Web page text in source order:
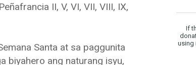
II, V, VI, VII, VIII, IX,
Santa at sa paggunita
biyahero ang naturang isyu,
If
using